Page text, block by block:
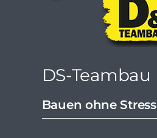
DS-Teambau
Bauen ohne Stress